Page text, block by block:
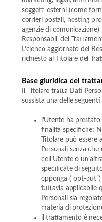
soggetti esterni (come
corrieri postali, hosting
agenzie di
Responsabili del
L’elenco aggiornato dei
richiesto al Titolare del
Base giuridica del
Il Titolare tratta Dati
sussista una delle
l’Utente ha
finalità specifiche;
Titolare può
Personali senza
dell’Utente o
specificate di
opponga (“opt-
tuttavia applicabile
Personali sia
materia di
il trattamento è